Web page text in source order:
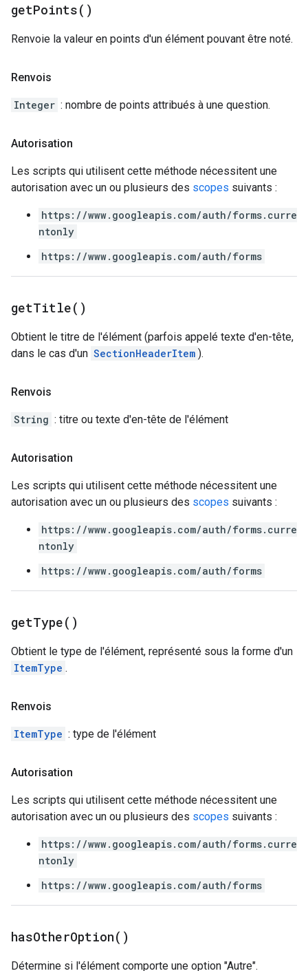
getPoints( )
Renvoie la valeur en points d'un élément pouvant être noté.
Renvois
Integer : nombre de points attribués à une question.
Autorisation
Les scripts qui utilisent cette méthode nécessitent une
autorisation avec un ou plusieurs des scopes suivants :
https://www.googleapis.com/auth/forms.curre
ntonly
https://www.googleapis.com/auth/forms
getTitle( )
Obtient le titre de l'élément (parfois appelé texte d'en-tête,
dans le cas d'un SectionHeaderItem ).
Renvois
String : titre ou texte d'en-tête de l'élément
Autorisation
Les scripts qui utilisent cette méthode nécessitent une
autorisation avec un ou plusieurs des scopes suivants :
https://www.googleapis.com/auth/forms.curre
ntonly
https://www.googleapis.com/auth/forms
getType( )
Obtient le type de l'élément, représenté sous la forme d'un
ItemType .
Renvois
ItemType : type de l'élément
Autorisation
Les scripts qui utilisent cette méthode nécessitent une
autorisation avec un ou plusieurs des scopes suivants :
https://www.googleapis.com/auth/forms.curre
ntonly
https://www.googleapis.com/auth/forms
hasOtherOption( )
Détermine si l'élément comporte une option "Autre".